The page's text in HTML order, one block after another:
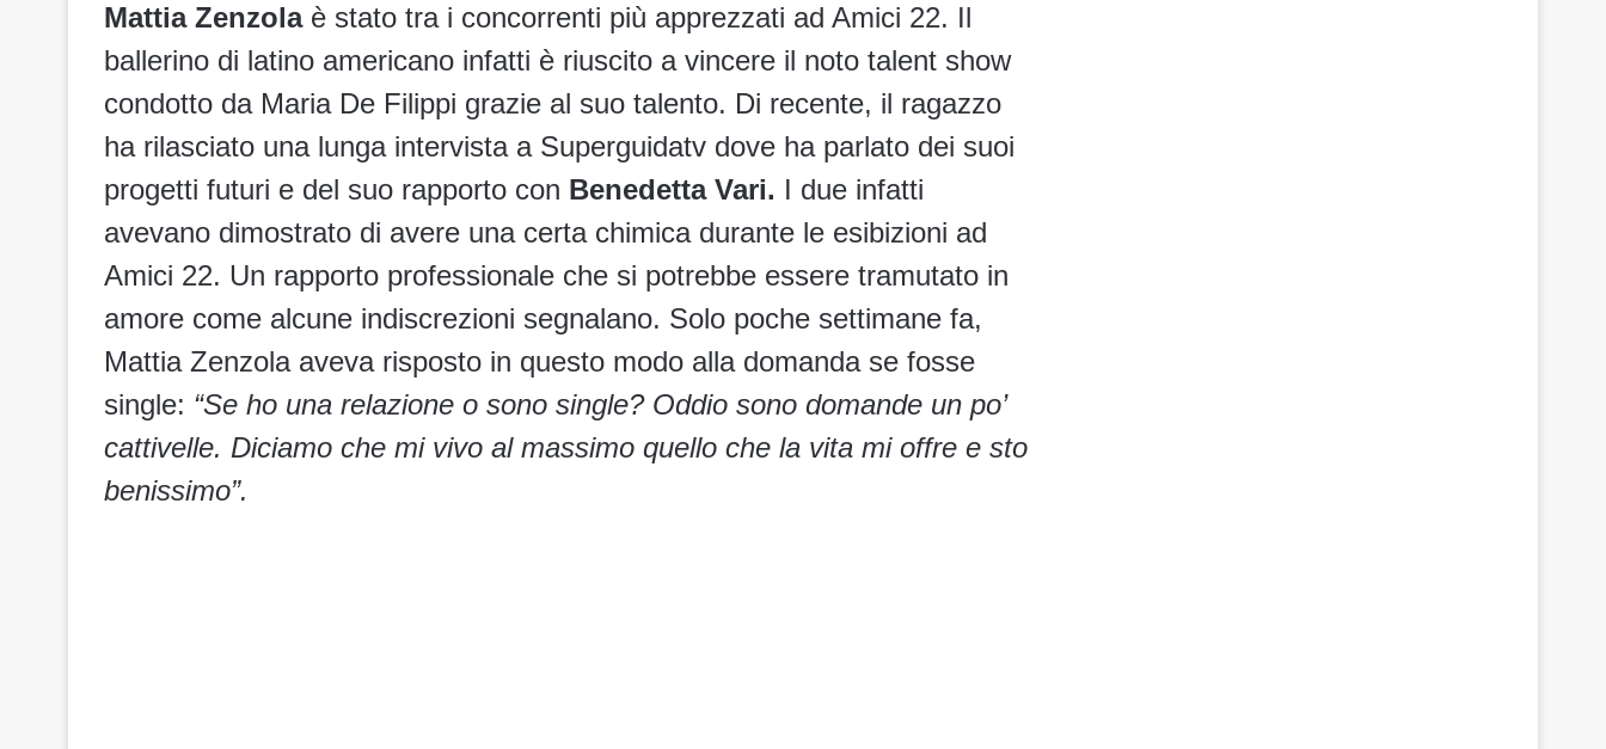
Mattia Zenzolaè stato tra i concorrenti più apprezzati ad Amici 22. Il
ballerino di latino americano infatti è riuscito a vincere il noto talent show
condotto da Maria De Filippi grazie al suo talento. Di recente, il ragazzo
ha rilasciato una lunga intervista a Superguidatv dove ha parlato dei suoi
progetti futuri e del suo rapporto con Benedetta Vari. I due infatti
avevano dimostrato di avere una certa chimica durante le esibizioni ad
Amici 22. Un rapporto professionale che si potrebbe essere tramutato in
amore come alcune indiscrezioni segnalano. Solo poche settimane fa,
Mattia Zenzola aveva risposto in questo modo alla domanda se fosse
single: “Se ho una relazione o sono single? Oddio sono domande un po’
cattivelle. Diciamo che mi vivo al massimo quello che la vita mi offre e sto
benissimo”.